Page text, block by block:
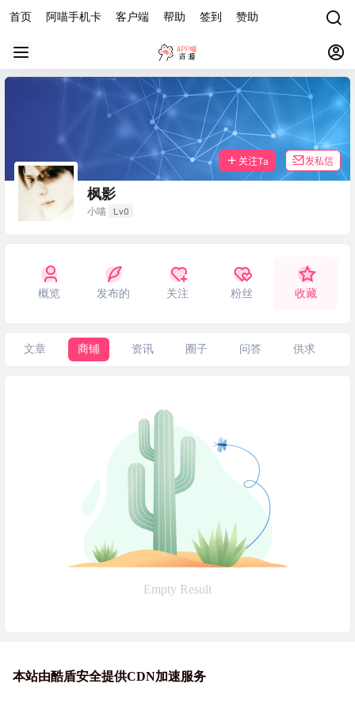
首页 阿喵手机卡 客户端 帮助 签到 赞助
枫影
小喵 Lv0
关注Ta 发私信
概览 发布的 关注 粉丝 收藏
文章 商铺 资讯 圈子 问答 供求
Empty Result
本站由酷盾安全提供CDN加速服务